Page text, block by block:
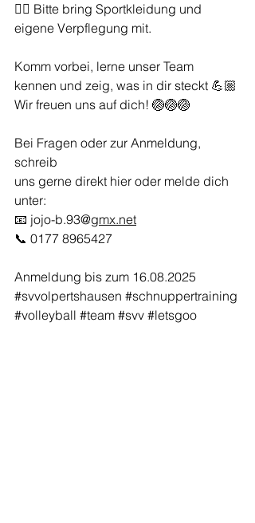
👉🏼 Bitte bring Sportkleidung und
eigene Verpflegung mit.
Komm vorbei, lerne unser Team
kennen und zeig, was in dir steckt 💪🏼
Wir freuen uns auf dich! 🏐🏐🏐
Bei Fragen oder zur Anmeldung,
schreib
uns gerne direkt hier oder melde dich
unter:
📧 jojo-b.93@gmx.net
📞 0177 8965427
Anmeldung bis zum 16.08.2025
#svvolpertshausen #schnuppertraining
#volleyball #team #svv #letsgoo